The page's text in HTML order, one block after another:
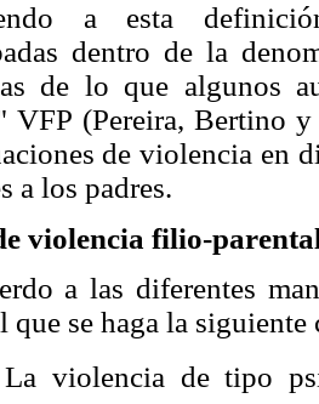
a esta
dentro de la
de lo que algunos
VFP (Pereira, Bertino
de violencia en
a los padres.
violencia filio-
a las diferentes
que se haga la
violencia de tipo